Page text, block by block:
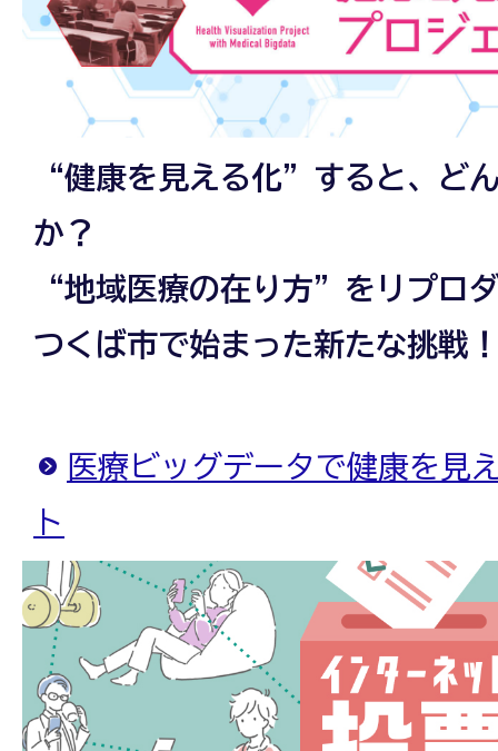
“健康を見える化”すると、ど
か？
“地域医療の在り方”をリプロ
つくば市で始まった新たな挑戦
医療ビッグデータで健康を見
ト